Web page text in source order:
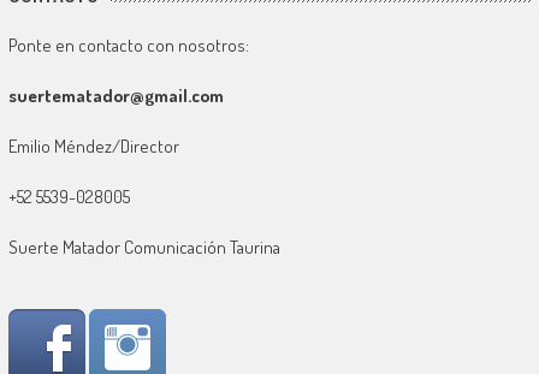
Ponte en contacto con nosotros:
suertematador@gmail.com
Emilio Méndez/Director
+52 5539-028005
Suerte Matador Comunicación Taurina